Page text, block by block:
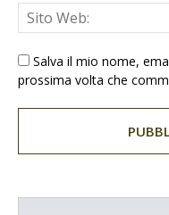
Salva il mio nome,
prossima volta che